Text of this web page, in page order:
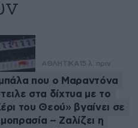
ΑΘΛΗΤΙΚΑ 15 λ. πριν
που ο Μαραντόνα
στα δίχτυα με το
του Θεού» βγαίνει σε
– Ζαλίζει η